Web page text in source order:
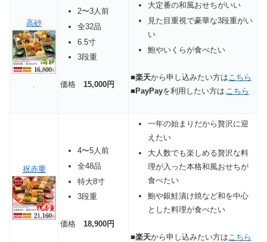
高砂
2〜3人前
全32品
6.5寸
3段重
価格 15,000円
大定番の和風おせちがいい
見た目重視で豪華な3段重がい
い
鮑やいくらが食べたい
■楽天から申し込みたい方は こちら
■PayPayを利用したい方は こちら
祝赤重
4〜5人前
全48品
特大8寸
3段重
価格 18,900円
一年の始まりだから贅沢に迎
えたい
大人数でも楽しめる贅沢な料
理が入った本格和風おせちが
食べたい
鮑や銀鮭漬け焼など和を中心
とした料理が食べたい
■楽天から申し込みたい方は こちら